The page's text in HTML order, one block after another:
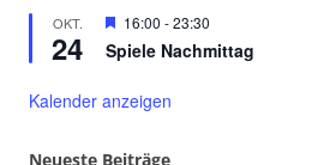
OKT.
24
Hervorgehoben
16:00 -23:30
Spiele Nachmittag
Kalender anzeigen
Neueste Beiträge